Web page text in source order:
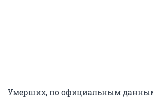
Умерших, по официальным